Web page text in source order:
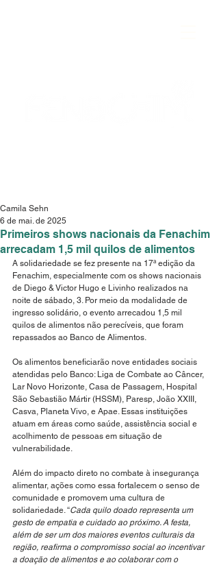
Primeiros shows nacionais da Fenachim
arrecadam 1,5 mil quilos de alimentos
Camila Sehn
6 de mai. de 2025
A solidariedade se fez presente na 17ª edição da
Fenachim, especialmente com os shows nacionais
de Diego & Victor Hugo e Livinho realizados na
noite de sábado, 3. Por meio da modalidade de
ingresso solidário, o evento arrecadou 1,5 mil
quilos de alimentos não perecíveis, que foram
repassados ao Banco de Alimentos.
Os alimentos beneficiarão nove entidades sociais
atendidas pelo Banco: Liga de Combate ao Câncer,
Lar Novo Horizonte, Casa de Passagem, Hospital
São Sebastião Mártir (HSSM), Paresp, João XXIII,
Casva, Planeta Vivo, e Apae. Essas instituições
atuam em áreas como saúde, assistência social e
acolhimento de pessoas em situação de
vulnerabilidade.
Além do impacto direto no combate à insegurança
alimentar, ações como essa fortalecem o senso de
comunidade e promovem uma cultura de
solidariedade. “Cada quilo doado representa um
gesto de empatia e cuidado ao próximo. A festa,
além de ser um dos maiores eventos culturais da
região, reafirma o compromisso social ao incentivar
a doação de alimentos e ao colaborar com o